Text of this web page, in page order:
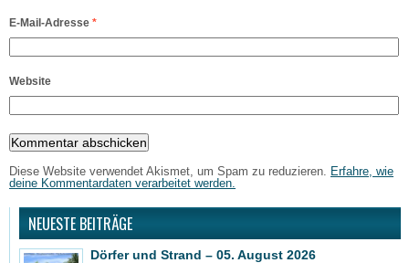
E-Mail-Adresse *
Website
Diese Website verwendet Akismet, um Spam zu reduzieren. Erfahre, wie
deine Kommentardaten verarbeitet werden.
NEUESTE BEITRÄGE
Dörfer und Strand – 05. August 2026